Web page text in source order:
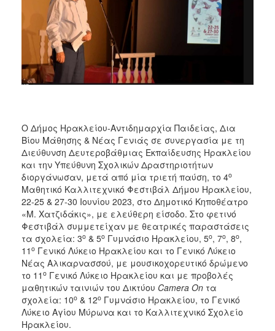
2015
2013
2012
2011
2010
ΤΟΠΟΣ
ΠΟΛΙΤΙΣΜΟΣ
ΑΝΘΕΚΤΙΚΗ
ΠΟΛΗ
Ο Δήμος Ηρακλείου-Αντιδημαρχία Παιδείας, Δια
Βίου Μάθησης & Νέας Γενιάς σε συνεργασία με τη
Διεύθυνση Δευτεροβάθμιας Εκπαίδευσης Ηρακλείου
και την Υπεύθυνη Σχολικών Δραστηριοτήτων
διοργάνωσαν, μετά από μία τριετή παύση, το 4ο
Μαθητικό Καλλιτεχνικό Φεστιβάλ Δήμου Ηρακλείου,
22-25 & 27-30 Ιουνίου 2023, στο Δημοτικό Κηποθέατρο
«Μ. Χατζιδάκις», με ελεύθερη είσοδο. Στο φετινό
Φεστιβάλ συμμετείχαν με θεατρικές παραστάσεις
τα σχολεία: 3ο & 5ο Γυμνάσιο Ηρακλείου, 5ο, 7ο, 8ο,
11 ο Γενικό Λύκειο Ηρακλείου και το Γενικό Λύκειο
Νέας Αλικαρνασσού, με μουσικοχορευτικό δρώμενο
το 11 ο Γενικό Λύκειο Ηρακλείου και με προβολές
μαθητικών ταινιών του Δικτύου Camera On τα
σχολεία: 10ο & 12ο Γυμνάσιο Ηρακλείου, το Γενικό
Λύκειο Αγίου Μύρωνα και το Καλλιτεχνικό Σχολείο
Ηρακλείου.